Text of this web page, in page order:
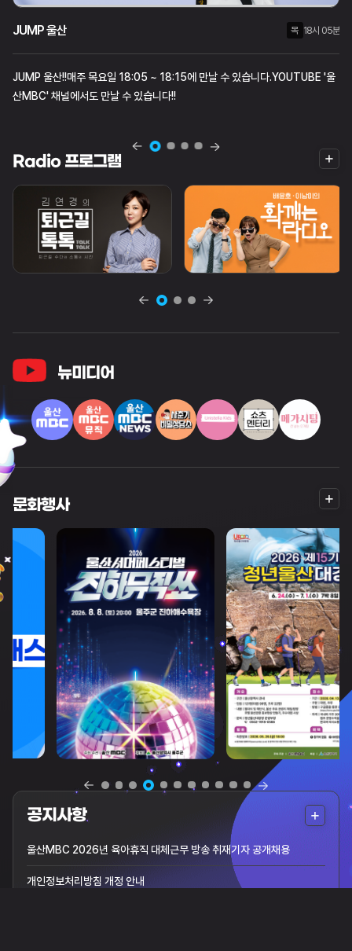
JUMP 울산 목 18시 05분
JUMP 울산!!매주 목요일 18:05 ~ 18:15에 만날 수 있습니다.YOUTUBE '울
산MBC' 채널에서도 만날 수 있습니다!!
목 21시 00분
수 18시 05분
Radio 프로그램
더
보
뉴미디어
문화행사
더
기
공지사항
울산MBC 2026년 육아휴직 대체근무 방송 취재기자 공개채용
개인정보처리방침 개정 안내
더